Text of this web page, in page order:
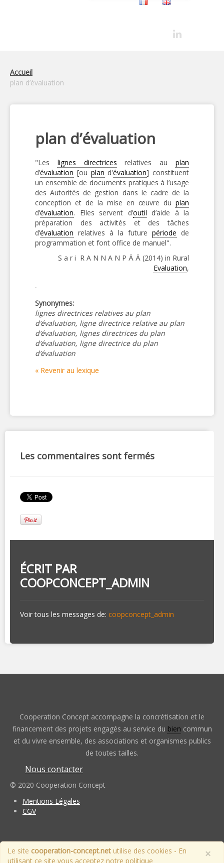
Accueil
plan d’évaluation
plan d’évaluation
"Les lignes directrices relatives auplan
d’évaluation [ou plan d'évaluation] constituent
un ensemble de documents pratiques à l’usage
des Autorités de gestion dans le cadre de la
conception et de la mise en œuvre du plan
d’évaluation. Elles servent d’outil d’aide à la
préparation des activités et des tâches
d’évaluation relatives à la future période de
programmation et font office de manuel".
S a r i R A N N A N P Ä Ä (2014) in Rural
Evaluation,
Synonymes:
lignes directrices relatives au plan
d’évaluation, ligne directrice relative au plan
d’évaluation, lignes directrices du plan
d’évaluation, ligne directrice du plan
d’évaluation
« Revenir au lexique
Les commentaires sont fermés
ÉCRIT PAR
COOPCONCEPT_ADMIN
Voir tous les messages de: coopconcept_admin
Cooperation Concept accompagne la concrétisation et le
financement des projets engagés au service du bien commun
et du vivre ensemble, des associations et organismes publics
de toutes tailles.
Nous contacter
© 2020 Cooperation Concept
Mentions Légales
CGV
×
Le site cooperation-concept.net utilise des cookies - En
utilisant ce site vous acceptez notre politique